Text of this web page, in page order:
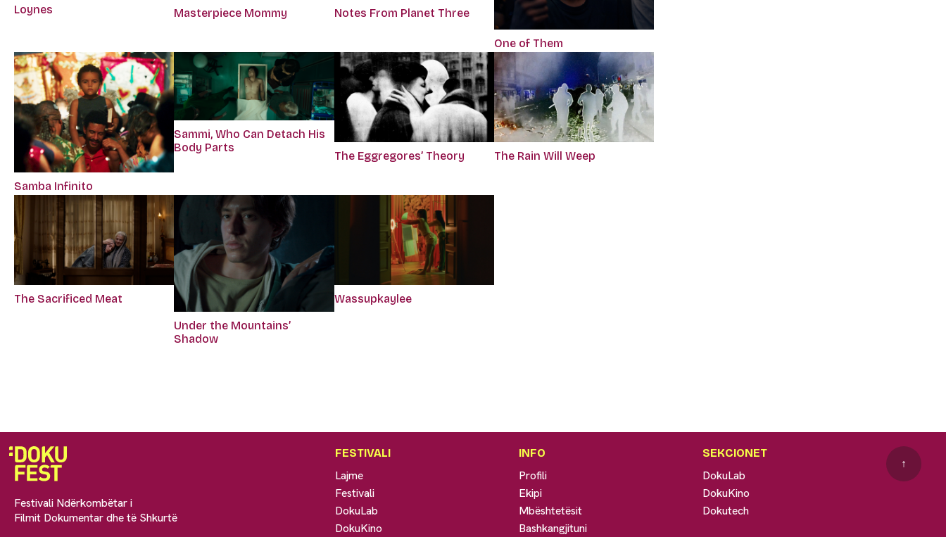
Loynes Masterpiece Mommy Notes From Planet Three
One of Them
Samba Infinito
Sammi, Who Can Detach His
Body Parts
The Eggregores’ Theory The Rain Will Weep
The Sacrificed Meat
Under the Mountains’
Shadow
Wassupkaylee
Festivali Ndërkombëtar i
Filmit Dokumentar dhe të Shkurtë
FESTIVALI
Lajme
Festivali
DokuLab
DokuKino
INFO
Profili
Ekipi
Mbështetësit
Bashkangjituni
SEKCIONET
DokuLab
DokuKino
Dokutech
↑